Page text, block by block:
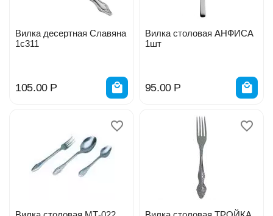
Вилка десертная Славяна
1с311
105.00 Р
Вилка столовая АНФИСА
1шт
95.00 Р